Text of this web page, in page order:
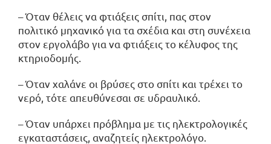
– Όταν θέλεις να φτιάξεις σπίτι, πας στον
πολιτικό μηχανικό για τα σχέδια και στη συνέχεια
στον εργολάβο για να φτιάξεις το κέλυφος της
κτηριοδομής.
– Όταν χαλάνε οι βρύσες στο σπίτι και τρέχει το
νερό, τότε απευθύνεσαι σε υδραυλικό.
– Όταν υπάρχει πρόβλημα με τις ηλεκτρολογικές
εγκαταστάσεις, αναζητείς ηλεκτρολόγο.